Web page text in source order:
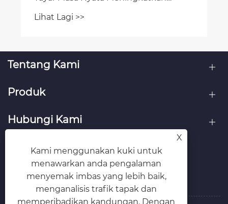
Tentang Kami
Produk
Hubungi Kami
IKUT KAMI
X
Kami menggunakan kuki untuk
menawarkan anda pengalaman
menyemak imbas yang lebih baik,
menganalisis trafik tapak dan
memperibadikan kandungan. Dengan